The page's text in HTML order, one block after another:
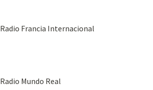
Radio Francia Internacional
Radio Mundo Real